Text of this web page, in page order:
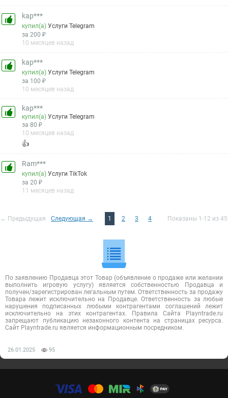
kap***
купил(а)Услуги Telegram
за 200 ₽
10 месяцев назад
kap***
купил(а)Услуги Telegram
за 100 ₽
10 месяцев назад
kap***
купил(а)Услуги Telegram
за 80 ₽
10 месяцев назад
👍
Ram***
купил(а)Услуги TikTok
за 20 ₽
11 месяцев назад
← Предыдущая Следующая → 1 2 3 4 Показаны 1-12 из 45
По заявлению Продавца этот Товар (объявление о продаже или желании
выполнить игровую услугу) является собственностью Продавца и
получен/зарегистрирован легальным путем. Ответственность за продажу
Товара лежит исключительно на Продавце. Ответственность за любые
нарушения подписанных любыми контрагентами соглашений лежит
исключительно на этих контрагентах. Правила Сайта Playntrade.ru
запрещают публикацию незаконного контента на страницах ресурса.
Сайт Playntrade.ru является информационным посредником.
26.01.2025 95